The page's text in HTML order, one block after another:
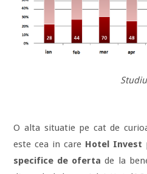
O alta situatie pe cat de
este cea in care Hotel Invest
specifice de oferta de la